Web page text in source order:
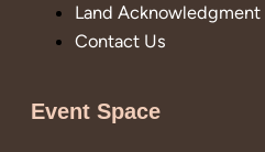
Land Acknowledgment
Contact Us
Event Space